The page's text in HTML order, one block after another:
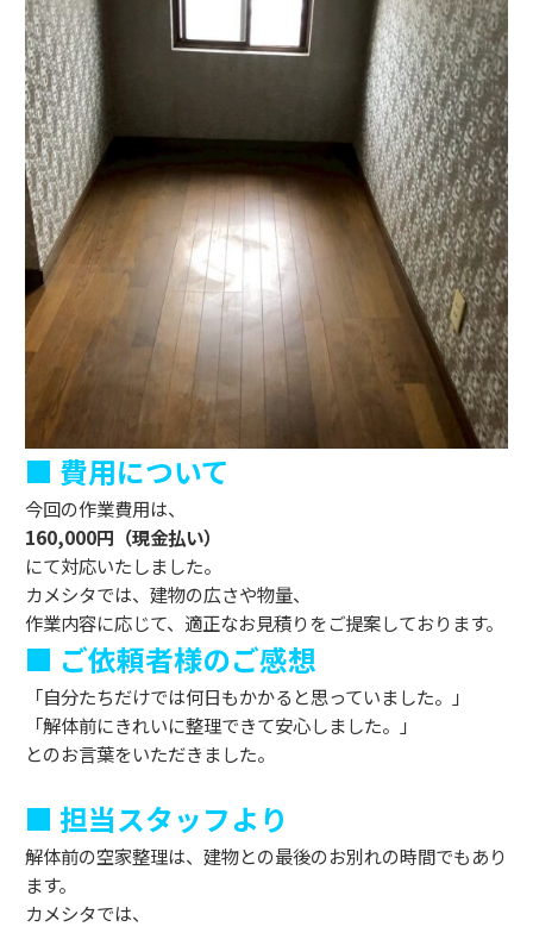
■ 費用について
今回の作業費用は、
160,000円（現金払い）
にて対応いたしました。
カメシタでは、建物の広さや物量、
作業内容に応じて、適正なお見積りをご提案しております。
■ ご依頼者様のご感想
「自分たちだけでは何日もかかると思っていました。」
「解体前にきれいに整理できて安心しました。」
とのお言葉をいただきました。
■ 担当スタッフより
解体前の空家整理は、建物との最後のお別れの時間でもあり
ます。
カメシタでは、